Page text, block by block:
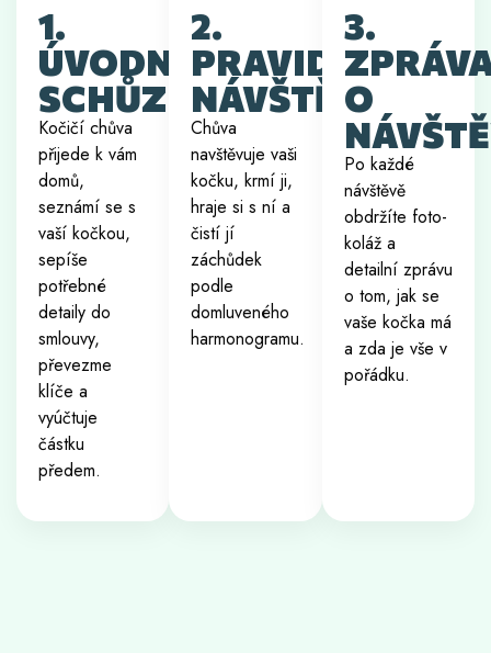
1.
ÚVODNÍ
SCHŮZKA
Kočičí chůva
přijede k vám
domů,
seznámí se s
vaší kočkou,
sepíše
potřebné
detaily do
smlouvy,
převezme
klíče a
vyúčtuje
částku
předem.
2.
PRAVIDELNÉ
NÁVŠTĚVY
Chůva
navštěvuje vaši
kočku, krmí ji,
hraje si s ní a
čistí jí
záchůdek
podle
domluveného
harmonogramu.
3.
O
Po každé
návštěvě
obdržíte foto-
koláž a
detailní zprávu
o tom, jak se
vaše kočka má
a zda je vše v
pořádku.